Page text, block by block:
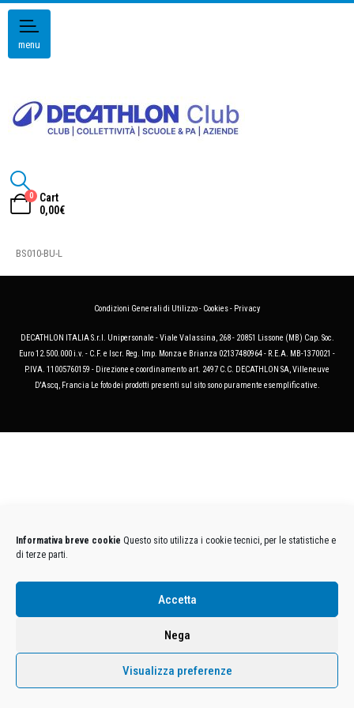
Informativa breve cookie Questo sito utilizza i cookie tecnici, per le statistiche e
di terze parti.
Accetta
Nega
Visualizza preferenze
menu
0
Cart
0,00€
BS010-BU-L
Condizioni Generali di Utilizzo- Cookies- Privacy
DECATHLON ITALIA S.r.l. Unipersonale - Viale Valassina, 268 - 20851 Lissone (MB) Cap. Soc.
Euro 12.500.000 i.v. - C.F. e Iscr. Reg. Imp. Monza e Brianza 02137480964 - R.E.A. MB-1370021 -
P.IVA. 11005760159 - Direzione e coordinamento art. 2497 C.C. DECATHLON SA, Villeneuve
D'Ascq, Francia Le foto dei prodotti presenti sul sito sono puramente esemplificative.